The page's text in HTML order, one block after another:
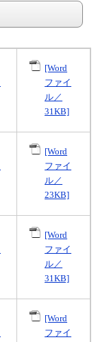
[Word
ファイ
ル／
31KB]
[Word
ファイ
ル／
23KB]
[Word
ファイ
ル／
31KB]
[Word
ファイ